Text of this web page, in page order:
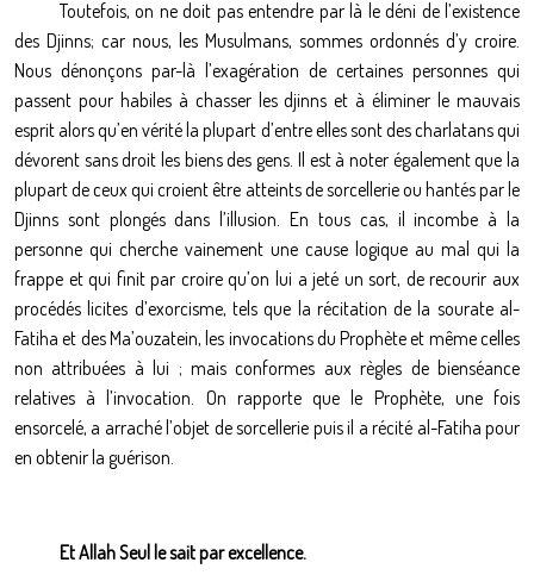
Toutefois, on ne doit pas entendre par là le déni de l’existence
des Djinns; car nous, les Musulmans, sommes ordonnés d’y croire.
Nous dénonçons par-là l’exagération de certaines personnes qui
passent pour habiles à chasser les djinns et à éliminer le mauvais
esprit alors qu’en vérité la plupart d’entre elles sont des charlatans qui
dévorent sans droit les biens des gens. Il est à noter également que la
plupart de ceux qui croient être atteints de sorcellerie ou hantés par le
Djinns sont plongés dans l’illusion. En tous cas, il incombe à la
personne qui cherche vainement une cause logique au mal qui la
frappe et qui finit par croire qu’on lui a jeté un sort, de recourir aux
procédés licites d’exorcisme, tels que la récitation de la sourate al-
Fatiha et des Ma’ouzatein, les invocations du Prophète et même celles
non attribuées à lui ; mais conformes aux règles de bienséance
relatives à l’invocation. On rapporte que le Prophète, une fois
ensorcelé, a arraché l’objet de sorcellerie puis il a récité al-Fatiha pour
en obtenir la guérison.
Et Allah Seul le sait par excellence.